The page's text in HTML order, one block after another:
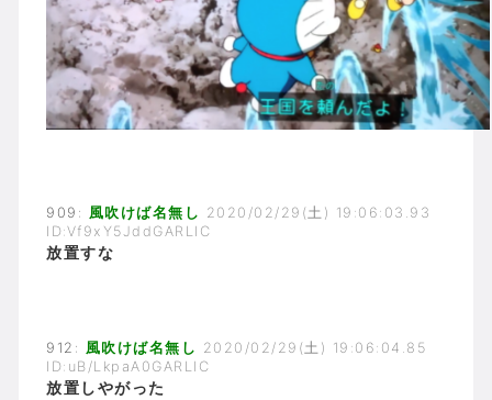
909: 風吹けば名無し 2020/02/29(土) 19:06:03.93
ID:Vf9xY5JddGARLIC
放置すな
912: 風吹けば名無し 2020/02/29(土) 19:06:04.85
ID:uB/LkpaA0GARLIC
放置しやがった